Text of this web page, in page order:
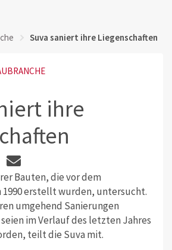
Suva saniert ihre Liegenschaften
ihre
Bauten, die vor dem
1990 erstellt wurden, untersucht.
umgehend Sanierungen
im Verlauf des letzten Jahres
teilt die Suva mit.